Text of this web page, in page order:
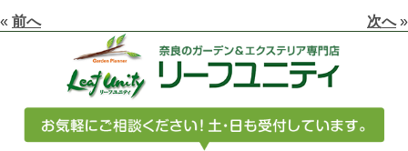
« 前へ 次へ»